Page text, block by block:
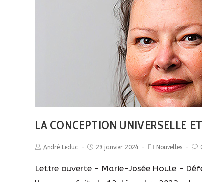
LA CONCEPTION UNIVERSELLE
André Leduc 29 janvier 2024 Nouvelles
Lettre ouverte - Marie-Josée Houle -